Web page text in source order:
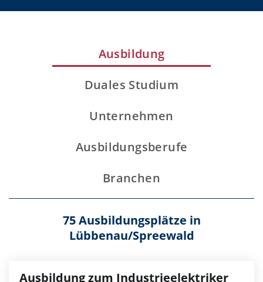
Ausbildung
Duales Studium
Unternehmen
Ausbildungsberufe
Branchen
75 Ausbildungsplätze in
Lübbenau/Spreewald
Ausbildung zum Industrieelektriker